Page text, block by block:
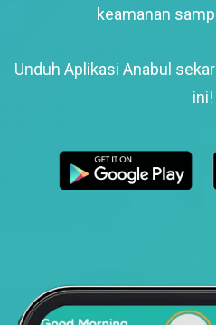
keamanan
Unduh Aplikasi Anabul
ini!